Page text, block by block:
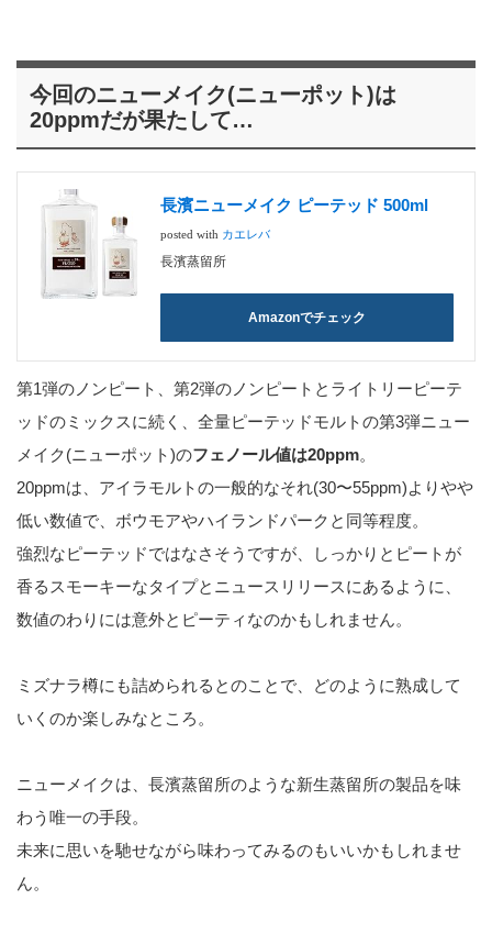
今回のニューメイク(ニューポット)は
20ppmだが果たして…
長濱ニューメイク ピーテッド 500ml
posted with カエレバ
長濱蒸留所
Amazonでチェック
第1弾のノンピート、第2弾のノンピートとライトリーピーテ
ッドのミックスに続く、全量ピーテッドモルトの第3弾ニュー
メイク(ニューポット)のフェノール値は20ppm。
20ppmは、アイラモルトの一般的なそれ(30〜55ppm)よりやや
低い数値で、ボウモアやハイランドパークと同等程度。
強烈なピーテッドではなさそうですが、しっかりとピートが
香るスモーキーなタイプとニュースリリースにあるように、
数値のわりには意外とピーティなのかもしれません。
ミズナラ樽にも詰められるとのことで、どのように熟成して
いくのか楽しみなところ。
ニューメイクは、長濱蒸留所のような新生蒸留所の製品を味
わう唯一の手段。
未来に思いを馳せながら味わってみるのもいいかもしれませ
ん。